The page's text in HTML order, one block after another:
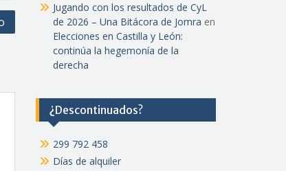
Jugando con los resultados de CyL
de 2026 – Una Bitácora de Jomra en
Elecciones en Castilla y León:
continúa la hegemonía de la
derecha
¿Descontinuados?
299 792 458
Días de alquiler